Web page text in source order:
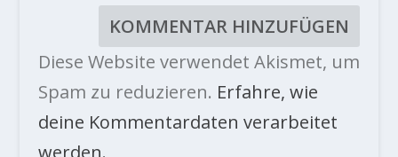
Diese Website verwendet Akismet, um
Spam zu reduzieren. Erfahre, wie
deine Kommentardaten verarbeitet
werden.